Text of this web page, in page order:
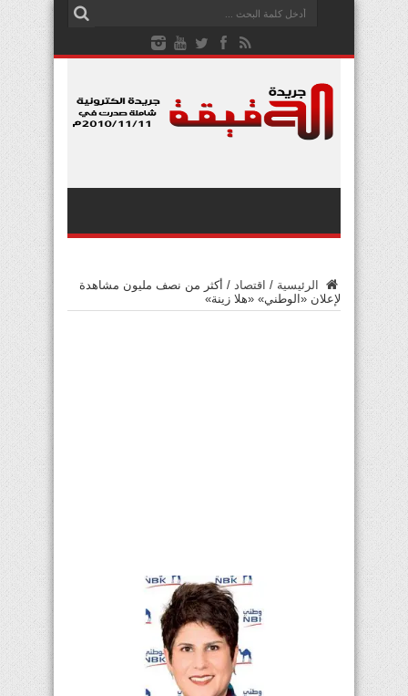
الرئيسية / اقتصاد / أكثر من نصف مليون مشاهدة
لإعلان «الوطني» «هلا زينة»